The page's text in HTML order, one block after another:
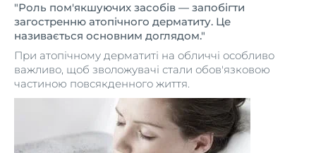
"Роль пом'якшуючих засобів — запобігти
загостренню атопічного дерматиту. Це
називається основним доглядом."
При атопічному дерматиті на обличчі особливо
важливо, щоб зволожувачі стали обов'язковою
частиною повсякденного життя.